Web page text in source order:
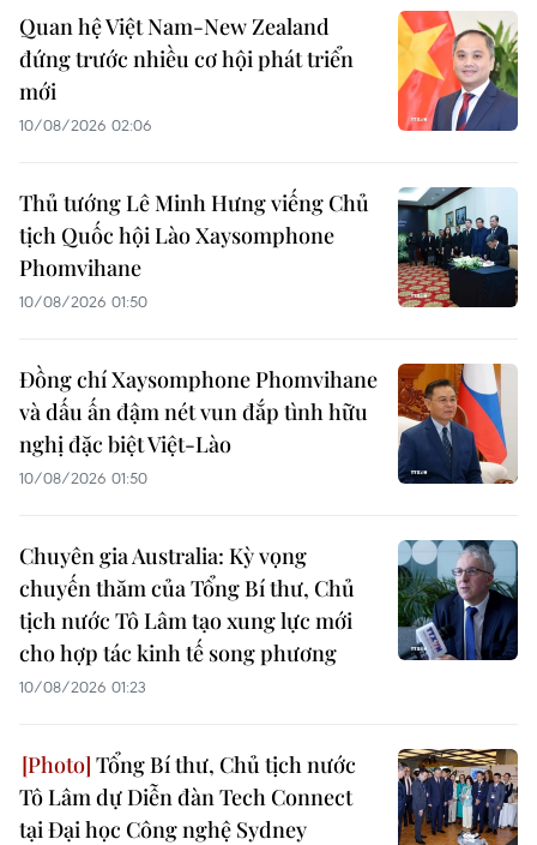
Quan hệ Việt Nam-New Zealand
đứng trước nhiều cơ hội phát triển
mới
10/08/2026 02:06
Thủ tướng Lê Minh Hưng viếng Chủ
tịch Quốc hội Lào Xaysomphone
Phomvihane
10/08/2026 01:50
Đồng chí Xaysomphone Phomvihane
và dấu ấn đậm nét vun đắp tình hữu
nghị đặc biệt Việt-Lào
10/08/2026 01:50
Chuyên gia Australia: Kỳ vọng
chuyến thăm của Tổng Bí thư, Chủ
tịch nước Tô Lâm tạo xung lực mới
cho hợp tác kinh tế song phương
10/08/2026 01:23
Tổng Bí thư, Chủ tịch nước
Tô Lâm dự Diễn đàn Tech Connect
tại Đại học Công nghệ Sydney